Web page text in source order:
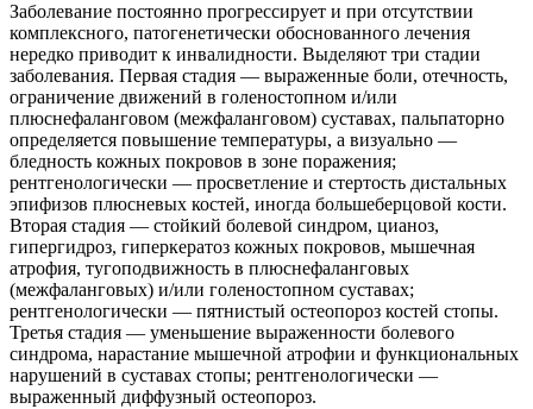
Заболевание постоянно прогрессирует и при отсутствии
комплексного, патогенетически обоснованного лечения
нередко приводит к инвалидности. Выделяют три стадии
заболевания. Первая стадия — выраженные боли, отечность,
ограничение движений в голеностопном и/или
плюснефаланговом (межфаланговом) суставах, пальпаторно
определяется повышение температуры, а визуально —
бледность кожных покровов в зоне поражения;
рентгенологически — просветление и стертость дистальных
эпифизов плюсневых костей, иногда большеберцовой кости.
Вторая стадия — стойкий болевой синдром, цианоз,
гипергидроз, гиперкератоз кожных покровов, мышечная
атрофия, тугоподвижность в плюснефаланговых
(межфаланговых) и/или голеностопном суставах;
рентгенологически — пятнистый остеопороз костей стопы.
Третья стадия — уменьшение выраженности болевого
синдрома, нарастание мышечной атрофии и функциональных
нарушений в суставах стопы; рентгенологически —
выраженный диффузный остеопороз.